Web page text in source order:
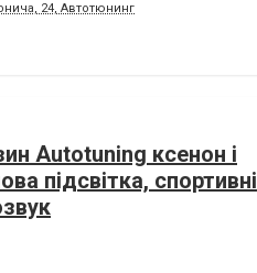
24, Автотюнинг
Autotuning ксенон і
підсвітка, спортивні